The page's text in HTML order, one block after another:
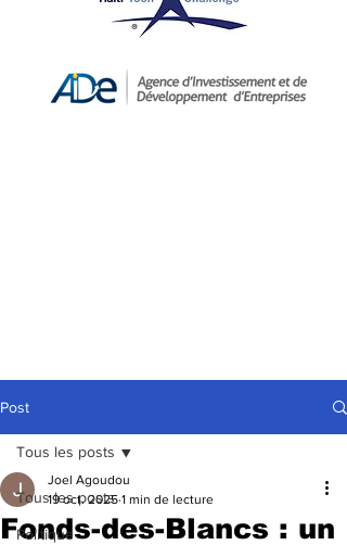
Post
Tous les posts
Politique
Tous les posts
Fonds-des-Blancs : un
Joel Agoudou
19 oct. 2025 1 min de lecture